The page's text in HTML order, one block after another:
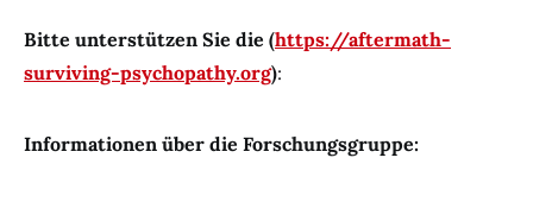
Bitte unterstützen Sie die (https://aftermath-
surviving-psychopathy.org):
Informationen über die Forschungsgruppe: